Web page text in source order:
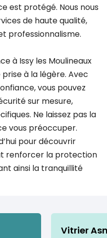
est protégé. Nous nous
de haute qualité,
professionnalisme.
à Issy les Moulineaux
à la légère. Avec
vous pouvez
sur mesure,
Ne laissez pas la
vous préoccuper.
pour découvrir
renforcer la protection
ainsi la tranquillité
Vitrier